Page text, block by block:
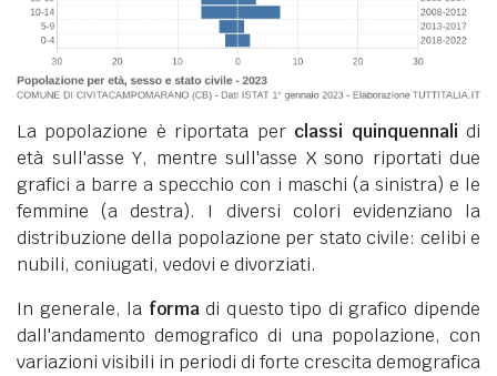
La popolazione è riportata per classi quinquennali di
età sull'asse Y, mentre sull'asse X sono riportati due
grafici a barre a specchio con i maschi (a sinistra) e le
femmine (a destra). I diversi colori evidenziano la
distribuzione della popolazione per stato civile: celibi e
nubili, coniugati, vedovi e divorziati.
In generale, la formadi questo tipo di grafico dipende
dall'andamento demografico di una popolazione, con
variazioni visibili in periodi di forte crescita demografica